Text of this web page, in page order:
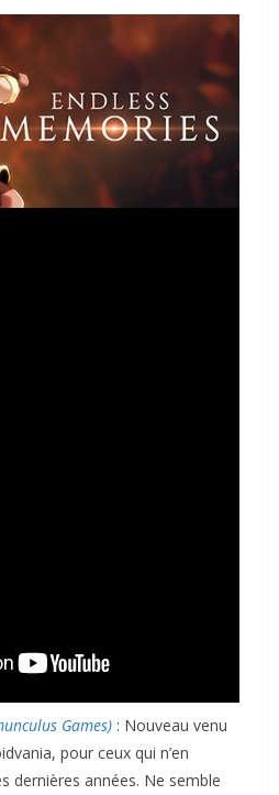
Games) : Nouveau venu
pour ceux qui n’en
dernières années. Ne semble